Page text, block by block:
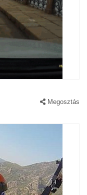
Megosztás